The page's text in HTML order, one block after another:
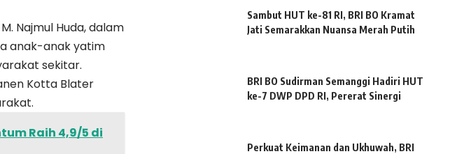
Najmul Huda, dalam
anak-anak yatim
sekitar.
Kotta Blater
Raih 4,9/5 di
Sambut HUT ke-81 RI, BRI BO Kramat
Jati Semarakkan Nuansa Merah Putih
BRI BO Sudirman Semanggi Hadiri HUT
ke-7 DWP DPD RI, Pererat Sinergi
Perkuat Keimanan dan Ukhuwah, BRI